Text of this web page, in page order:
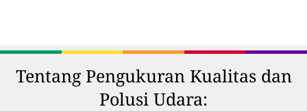
Tentang Pengukuran Kualitas dan
Polusi Udara: